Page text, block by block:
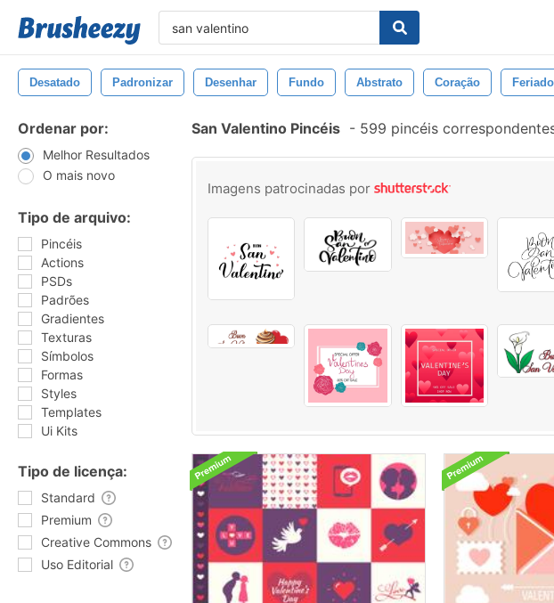
Desatado Padronizar Desenhar Fundo Abstrato Coração Feriado
Ordenar por:
Melhor Resultados
O mais novo
Tipo de arquivo:
Pincéis
Actions
PSDs
Padrões
Gradientes
Texturas
Símbolos
Formas
Styles
Templates
Ui Kits
Tipo de licença:
Standard
Premium
Creative Commons
Uso Editorial
San Valentino Pincéis - 599 pincéis
Imagens patrocinadas por